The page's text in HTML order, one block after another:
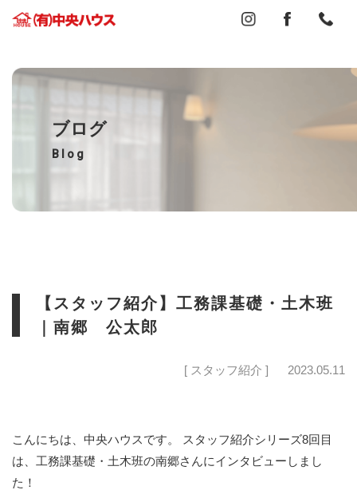
ブログ
Blog
【スタッフ紹介】工務課基礎・土木班
｜南郷 公太郎
[ スタッフ紹介 ] 2023.05.11
こんにちは、中央ハウスです。 スタッフ紹介シリーズ8回目
は、工務課基礎・土木班の南郷さんにインタビューしまし
た！